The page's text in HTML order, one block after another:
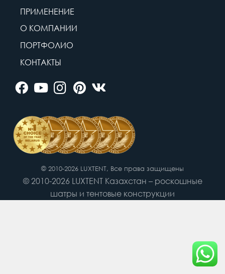
ПРИМЕНЕНИЕ
О КОМПАНИИ
ПОРТФОЛИО
КОНТАКТЫ
© 2010-2026 LUXTENT, Все права защищены
© 2010-2026 LUXTENT Казахстан – роскошные
шатры и тентовые конструкции